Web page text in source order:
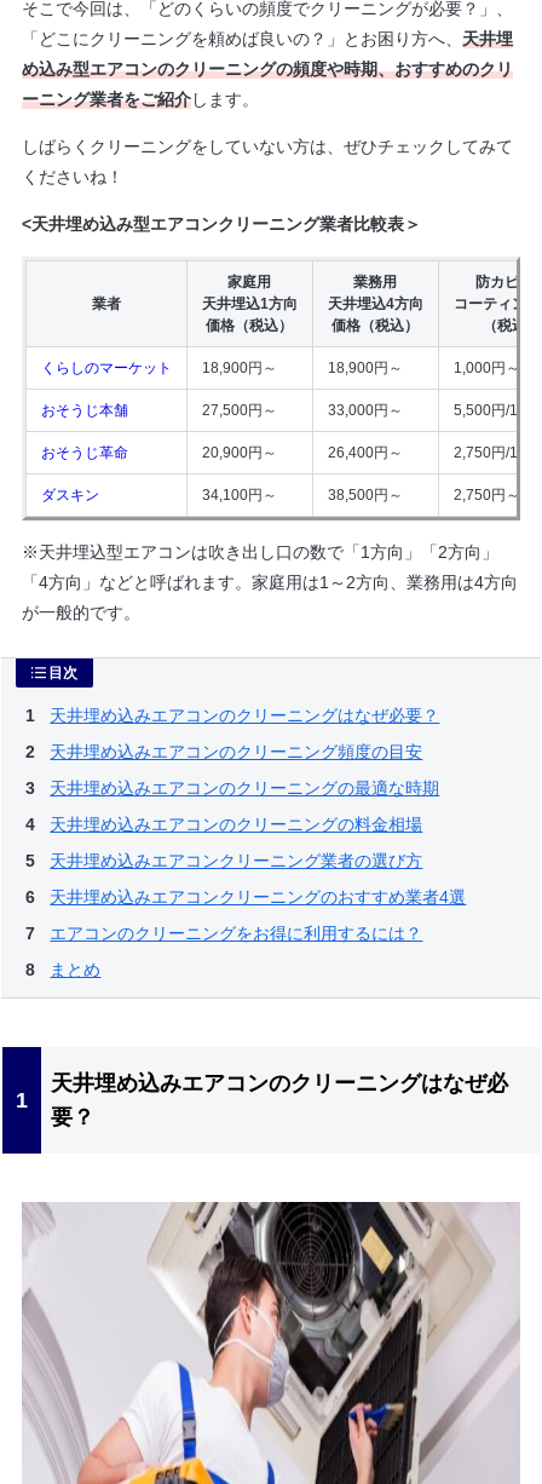
そこで今回は、「どのくらいの頻度でクリーニングが必要？」、
「どこにクリーニングを頼めば良いの？」とお困り方へ、 天井埋
め込み型エアコンのクリーニングの頻度や時期、おすすめのクリ
ーニング業者をご紹介します。
しばらくクリーニングをしていない方は、ぜひチェックしてみて
くださいね！
<天井埋め込み型エアコンクリーニング業者比較表＞
業者
家庭用
天井埋込1方向
価格（税込）
業務用
天井埋込4方向
価格（税込）
防カビ抗
コーティン
（税込）
くらしのマーケット 18,900円～ 18,900円～ 1,000円～/1
おそうじ本舗 27,500円～ 33,000円～ 5,500円/1台
おそうじ革命 20,900円～ 26,400円～ 2,750円/1台
ダスキン 34,100円～ 38,500円～ 2,750円～/1
※天井埋込型エアコンは吹き出し口の数で「1方向」「2方向」
「4方向」などと呼ばれます。家庭用は1～2方向、業務用は4方向
が一般的です。
目次
天井埋め込みエアコンのクリーニングはなぜ必要？
天井埋め込みエアコンのクリーニング頻度の目安
天井埋め込みエアコンのクリーニングの最適な時期
天井埋め込みエアコンのクリーニングの料金相場
天井埋め込みエアコンクリーニング業者の選び方
天井埋め込みエアコンクリーニングのおすすめ業者4選
エアコンのクリーニングをお得に利用するには？
まとめ
天井埋め込みエアコンのクリーニングはなぜ必
要？